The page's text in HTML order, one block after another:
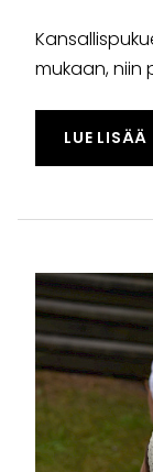
mukaan, niin
LUE LISÄÄ